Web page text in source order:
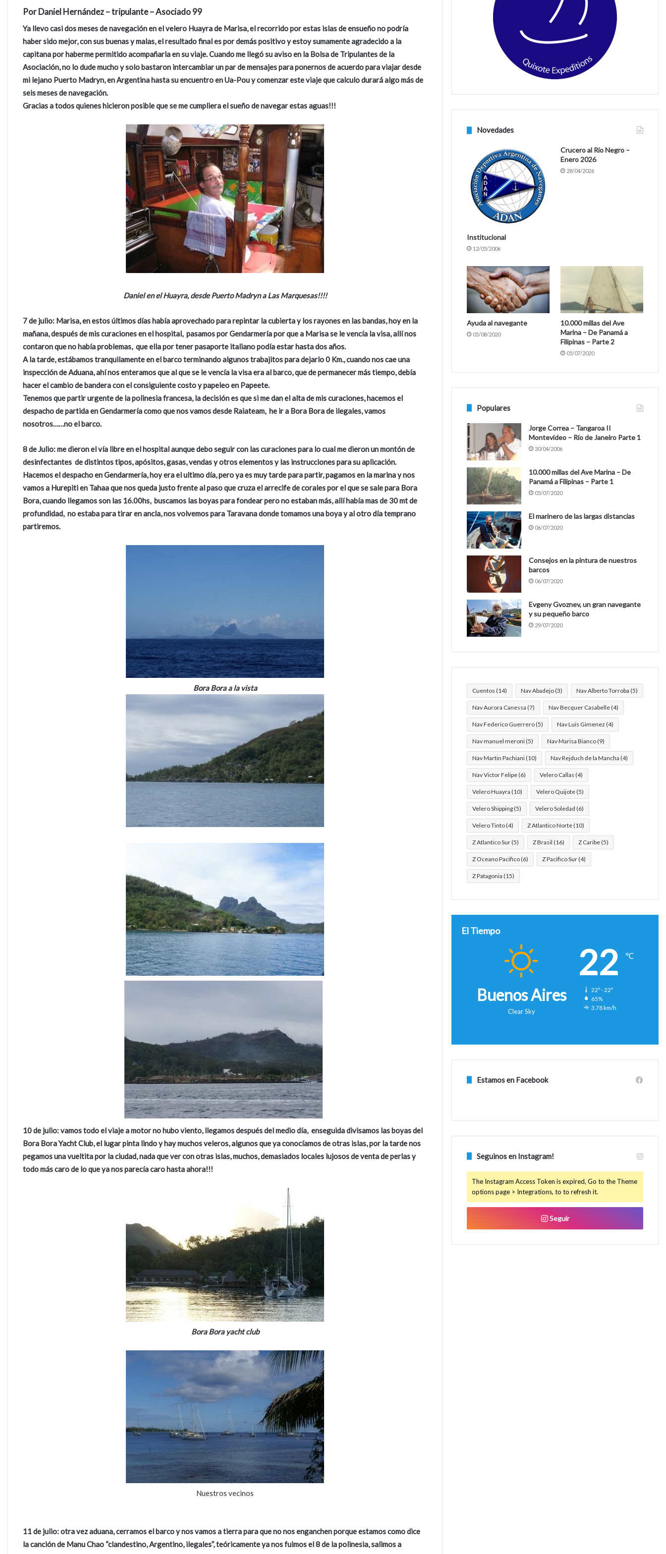
Por Daniel Hernández – tripulante – Asociado 99
Ya llevo casi dos meses de navegación en el velero Huayra de Marisa, el recorrido por estas islas de ensueño no podría
haber sido mejor, con sus buenas y malas, el resultado final es por demás positivo y estoy sumamente agradecido a la
capitana por haberme permitido acompañarla en su viaje. Cuando me llegó su aviso en la Bolsa de Tripulantes de la
Asociación, no lo dude mucho y solo bastaron intercambiar un par de mensajes para ponernos de acuerdo para viajar desde
mi lejano Puerto Madryn, en Argentina hasta su encuentro en Ua-Pou y comenzar este viaje que calculo durará algo más de
seis meses de navegación.
Gracias a todos quienes hicieron posible que se me cumpliera el sueño de navegar estas aguas!!!
Daniel en el Huayra, desde Puerto Madryn a Las Marquesas!!!!
7 de julio: Marisa, en estos últimos días había aprovechado para repintar la cubierta y los rayones en las bandas, hoy en la
mañana, después de mis curaciones en el hospital, pasamos por Gendarmería por que a Marisa se le vencía la visa, allí nos
contaron que no había problemas, que ella por tener pasaporte italiano podía estar hasta dos años.
A la tarde, estábamos tranquilamente en el barco terminando algunos trabajitos para dejarlo 0 Km., cuando nos cae una
inspección de Aduana, ahí nos enteramos que al que se le vencía la visa era al barco, que de permanecer más tiempo, debía
hacer el cambio de bandera con el consiguiente costo y papeleo en Papeete.
Tenemos que partir urgente de la polinesia francesa, la decisión es que si me dan el alta de mis curaciones, hacemos el
despacho de partida en Gendarmería como que nos vamos desde Raiateam, he ir a Bora Bora de ilegales, vamos
nosotros……no el barco.
8 de Julio: me dieron el vía libre en el hospital aunque debo seguir con las curaciones para lo cual me dieron un montón de
desinfectantes de distintos tipos, apósitos, gasas, vendas y otros elementos y las instrucciones para su aplicación.
Hacemos el despacho en Gendarmería, hoy era el ultimo día, pero ya es muy tarde para partir, pagamos en la marina y nos
vamos a Hurepiti en Tahaa que nos queda justo frente al paso que cruza el arrecife de corales por el que se sale para Bora
Bora, cuando llegamos son las 16.00hs, buscamos las boyas para fondear pero no estaban más, allí había mas de 30 mt de
profundidad, no estaba para tirar en ancla, nos volvemos para Taravana donde tomamos una boya y al otro día temprano
partiremos.
Bora Bora a la vista
10 de julio: vamos todo el viaje a motor no hubo viento, llegamos después del medio día, enseguida divisamos las boyas del
Bora Bora Yacht Club, el lugar pinta lindo y hay muchos veleros, algunos que ya conocíamos de otras islas, por la tarde nos
pegamos una vueltita por la ciudad, nada que ver con otras islas, muchos, demasiados locales lujosos de venta de perlas y
todo más caro de lo que ya nos parecía caro hasta ahora!!!
Bora Bora yacht club
Nuestros vecinos
11 de julio: otra vez aduana, cerramos el barco y nos vamos a tierra para que no nos enganchen porque estamos como dice
la canción de Manu Chao “clandestino, Argentino, ilegales”, teóricamente ya nos fuimos el 8 de la polinesia, salimos a
Novedades
Institucional
12/05/2006
Crucero al Río Negro –
Enero 2026
28/04/2026
Ayuda al navegante
05/08/2020
10.000 millas del Ave
Marina – De Panamá a
Filipinas – Parte 2
05/07/2020
Populares
Jorge Correa – Tangaroa II
Montevideo – Río de Janeiro Parte 1
30/04/2006
10.000 millas del Ave Marina – De
Panamá a Filipinas – Parte 1
05/07/2020
El marinero de las largas distancias
06/07/2020
Consejos en la pintura de nuestros
barcos
06/07/2020
Evgeny Gvoznev, un gran navegante
y su pequeño barco
29/07/2020
Cuentos (14) Nav Abadejo(3) Nav Alberto Torroba (5)
Nav Aurora Canessa (7) Nav Becquer Casabelle(4)
Nav Federico Guerrero(5) Nav Luis Gimenez (4)
Nav manuel meroni(5) Nav Marisa Bianco(9)
Nav Martin Pachiani(10) Nav Rejduch de la Mancha (4)
Nav Victor Felipe(6) Velero Callas (4)
Velero Huayra (10) Velero Quijote(5)
Velero Shipping(5) Velero Soledad (6)
Velero Tinto(4) Z Atlantico Norte(10)
Z Atlantico Sur(5) Z Brasil (16) Z Caribe(5)
Z Oceano Pacifico(6) Z Pacifico Sur(4)
Z Patagonia (15)
El Tiempo
Buenos Aires
Clear Sky
22 ℃
22º - 22º
65%
3.78 km/h
Estamos en Facebook
Seguinos en Instagram!
The Instagram Access Token is expired, Go to the Theme
options page > Integrations, to to refresh it.
Seguir